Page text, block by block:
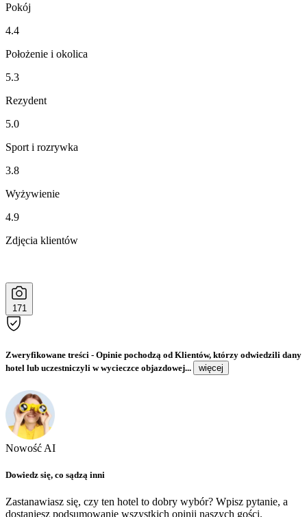
Pokój
4.4
Położenie i okolica
5.3
Rezydent
5.0
Sport i rozrywka
3.8
Wyżywienie
4.9
Zdjęcia klientów
171
Zweryfikowane treści - Opinie pochodzą od Klientów, którzy odwiedzili dany
hotel lub uczestniczyli w wycieczce objazdowej...
więcej
Nowość AI
Dowiedz się, co sądzą inni
Zastanawiasz się, czy ten hotel to dobry wybór? Wpisz pytanie, a
dostaniesz podsumowanie wszystkich opinii naszych gości.